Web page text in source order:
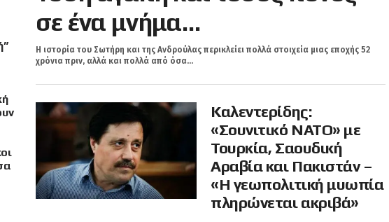
σε ένα μνήμα…
Η ιστορία του Σωτήρη και της Ανδρούλας περικλείει πολλά στοιχεία μιας εποχής 52
χρόνια πριν, αλλά και πολλά από όσα...
Καλεντερίδης:
«Σουνιτικό ΝΑΤΟ» με
Τουρκία, Σαουδική
Αραβία και Πακιστάν –
«Η γεωπολιτική μυωπία
πληρώνεται ακριβά»